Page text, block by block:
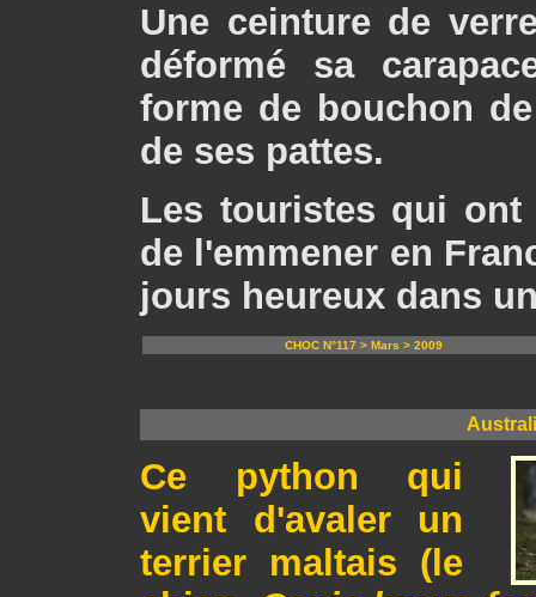
Une ceinture de
déformé sa
forme de bouchon
de ses pattes.
Les touristes qui
de l'emmener en
jours heureux dans
CHOC N°117 > Mars > 2009
Ce python qui
vient d'avaler un
terrier maltais (le